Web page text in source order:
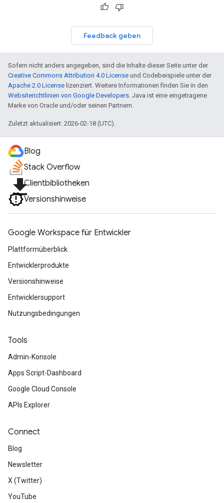
Feedback geben
Sofern nicht anders angegeben, sind die Inhalte dieser Seite unter der
Creative Commons Attribution 4.0 License und Codebeispiele unter der
Apache 2.0 License lizenziert. Weitere Informationen finden Sie in den
Websiterichtlinien von Google Developers. Java ist eine eingetragene
Marke von Oracle und/oder seinen Partnern.
Zuletzt aktualisiert: 2026-02-18 (UTC).
Blog
Stack Overflow
file_downloadClientbibliotheken
Versionshinweise
Google Workspace für Entwickler
Plattformüberblick
Entwicklerprodukte
Versionshinweise
Entwicklersupport
Nutzungsbedingungen
Tools
Admin-Konsole
Apps Script-Dashboard
Google Cloud Console
APIs Explorer
Connect
Blog
Newsletter
X (Twitter)
YouTube